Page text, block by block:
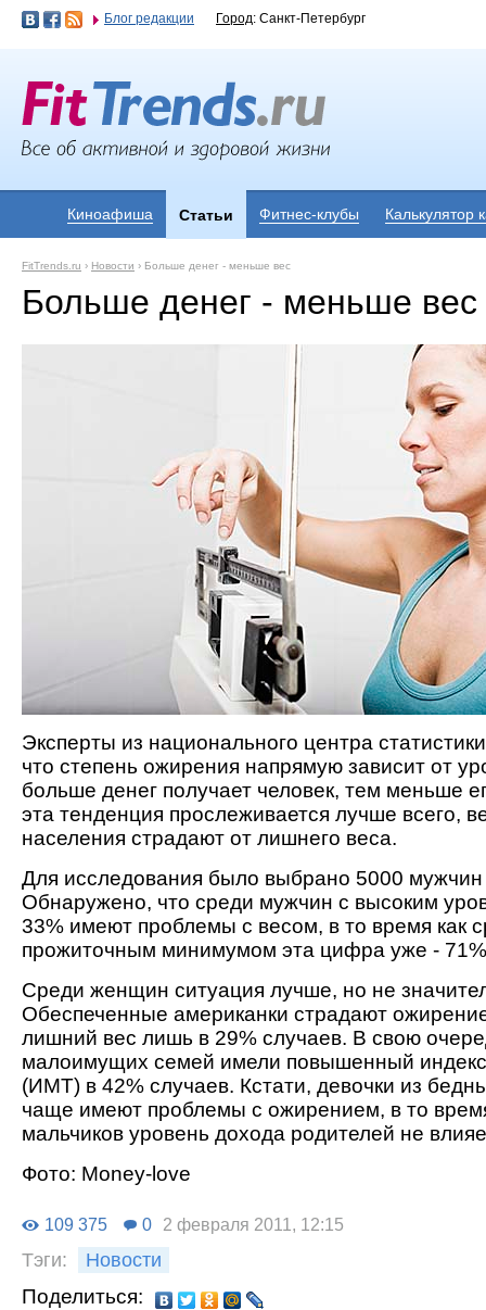
Блог редакции Город: Санкт-Петербург
Киноафиша Статьи Фитнес-клубы Калькулятор
FitTrends.ru › Новости › Больше денег - меньше вес
Больше денег - меньше вес
Эксперты из национального центра
что степень ожирения напрямую зависит от
больше денег получает человек, тем меньше
эта тенденция прослеживается лучше всего,
населения страдают от лишнего веса.
Для исследования было выбрано 5000
Обнаружено, что среди мужчин с высоким
33% имеют проблемы с весом, в то время как
прожиточным минимумом эта цифра уже -
Среди женщин ситуация лучше, но не
Обеспеченные американки страдают
лишний вес лишь в 29% случаев. В свою
малоимущих семей имели повышенный
(ИМТ) в 42% случаев. Кстати, девочки из
чаще имеют проблемы с ожирением, в то
мальчиков уровень дохода родителей не
Фото: Мoney-love
109 375 0 2 февраля 2011, 12:15
Тэги: Новости
Поделиться: